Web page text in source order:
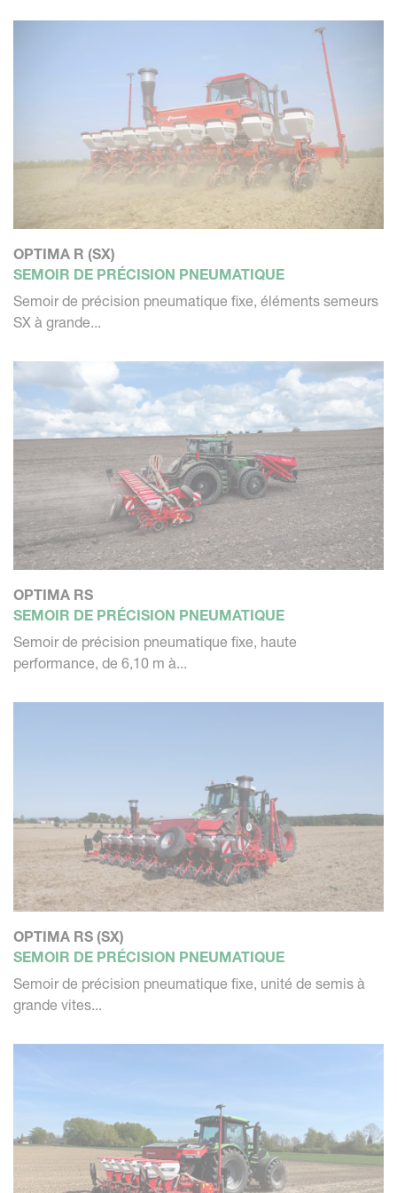
OPTIMA R (SX)
SEMOIR DE PRÉCISION PNEUMATIQUE
Semoir de précision pneumatique fixe, éléments semeurs
SX à grande...
OPTIMA RS
SEMOIR DE PRÉCISION PNEUMATIQUE
Semoir de précision pneumatique fixe, haute
performance, de 6,10 m à...
OPTIMA RS (SX)
SEMOIR DE PRÉCISION PNEUMATIQUE
Semoir de précision pneumatique fixe, unité de semis à
grande vites...